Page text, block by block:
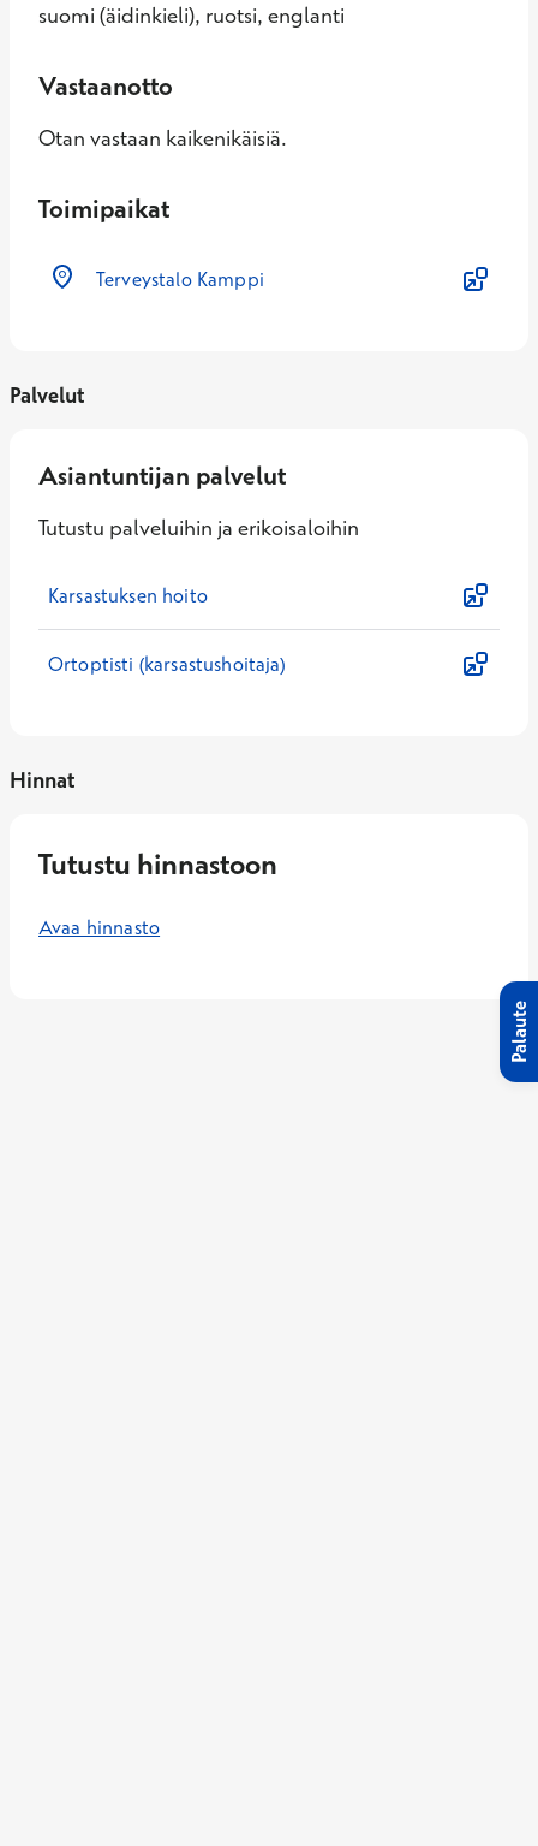
suomi (äidinkieli), ruotsi, englanti
Vastaanotto
Otan vastaan kaikenikäisiä.
Toimipaikat
Terveystalo Kamppi
Palvelut
Asiantuntijan palvelut
Tutustu palveluihin ja erikoisaloihin
Karsastuksen hoito
Ortoptisti (karsastushoitaja)
Hinnat
Tutustu hinnastoon
Avaa hinnasto
Palaute